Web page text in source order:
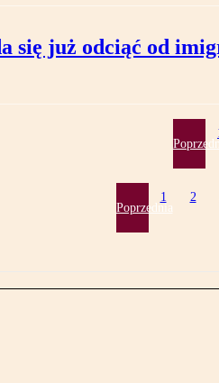
się już odciąć od
Poprzednia
1 2